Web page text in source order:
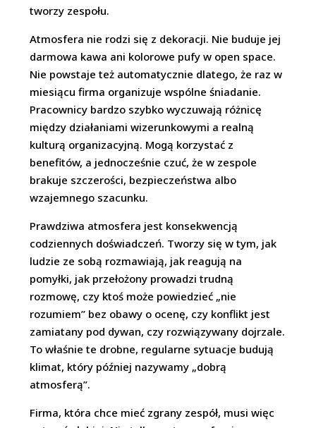
tworzy zespołu.
Atmosfera nie rodzi się z dekoracji. Nie buduje jej
darmowa kawa ani kolorowe pufy w open space.
Nie powstaje też automatycznie dlatego, że raz w
miesiącu firma organizuje wspólne śniadanie.
Pracownicy bardzo szybko wyczuwają różnicę
między działaniami wizerunkowymi a realną
kulturą organizacyjną. Mogą korzystać z
benefitów, a jednocześnie czuć, że w zespole
brakuje szczerości, bezpieczeństwa albo
wzajemnego szacunku.
Prawdziwa atmosfera jest konsekwencją
codziennych doświadczeń. Tworzy się w tym, jak
ludzie ze sobą rozmawiają, jak reagują na
pomyłki, jak przełożony prowadzi trudną
rozmowę, czy ktoś może powiedzieć „nie
rozumiem” bez obawy o ocenę, czy konflikt jest
zamiatany pod dywan, czy rozwiązywany dojrzale.
To właśnie te drobne, regularne sytuacje budują
klimat, który później nazywamy „dobrą
atmosferą”.
Firma, która chce mieć zgrany zespół, musi więc